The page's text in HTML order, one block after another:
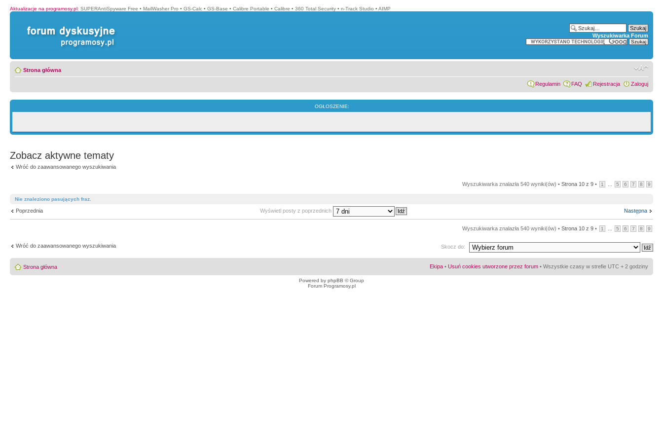
Aktualizacje na programosy.pl: SUPERAntiSpyware Free • MailWasher Pro • GS-Calc • GS-Base • Calibre Portable • Calibre • 360 Total Security • n-Track Studio • AIMP
Wyszukiwarka Forum
Strona główna
Regulamin FAQ Rejestracja Zaloguj
OGŁOSZENIE:
Zobacz aktywne tematy
Wróć do zaawansowanego wyszukiwania
Wyszukiwarka znalazła 540 wyniki(ów) • Strona 10 z 9 • 1 5 6 7 8 9
Nie znaleziono pasujących fraz.
Poprzednia Następna
Wyświetl posty z poprzednich
Wyszukiwarka znalazła 540 wyniki(ów) • Strona 10 z 9 • 1 5 6 7 8 9
Wróć do zaawansowanego wyszukiwania Skocz do:
Strona główna Ekipa • Usuń cookies utworzone przez forum • Wszystkie czasy w strefie UTC + 2 godziny
Powered by phpBB © Group
Forum Programosy.pl